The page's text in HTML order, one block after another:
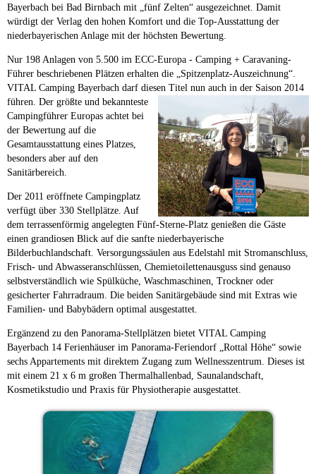
Bayerbach bei Bad Birnbach mit „fünf Zelten“ ausgezeichnet. Damit
würdigt der Verlag den hohen Komfort und die Top-Ausstattung der
niederbayerischen Anlage mit der höchsten Bewertung.
Nur 198 Anlagen von 5.500 im ECC-Europa - Camping + Caravaning-
Führer beschriebenen Plätzen erhalten die „Spitzenplatz-Auszeichnung“.
VITAL Camping Bayerbach darf diesen Titel nun auch in der Saison 2014
führen. Der größte und bekannteste
Campingführer Europas achtet bei
der Bewertung auf die
Gesamtausstattung eines Platzes,
besonders aber auf den
Sanitärbereich.
Der 2011 eröffnete Campingplatz
verfügt über 330 Stellplätze. Auf
dem terrassenförmig angelegten Fünf-Sterne-Platz genießen die Gäste
einen grandiosen Blick auf die sanfte niederbayerische
Bilderbuchlandschaft. Versorgungssäulen aus Edelstahl mit Stromanschluss,
Frisch- und Abwasseranschlüssen, Chemietoilettenausguss sind genauso
selbstverständlich wie Spülküche, Waschmaschinen, Trockner oder
gesicherter Fahrradraum. Die beiden Sanitärgebäude sind mit Extras wie
Familien- und Babybädern optimal ausgestattet.
Ergänzend zu den Panorama-Stellplätzen bietet VITAL Camping
Bayerbach 14 Ferienhäuser im Panorama-Feriendorf „Rottal Höhe“ sowie
sechs Appartements mit direktem Zugang zum Wellnesszentrum. Dieses ist
mit einem 21 x 6 m großen Thermalhallenbad, Saunalandschaft,
Kosmetikstudio und Praxis für Physiotherapie ausgestattet.